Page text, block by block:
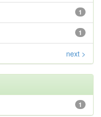
1
1
next >
1